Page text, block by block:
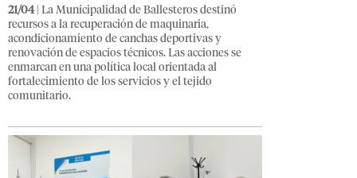
21/04| La Municipalidad de Ballesteros destinó
recursos a la recuperación de maquinaria,
acondicionamiento de canchas deportivas y
renovación de espacios técnicos. Las acciones se
enmarcan en una política local orientada al
fortalecimiento de los servicios y el tejido
comunitario.